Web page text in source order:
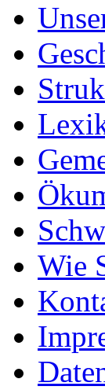
Wie